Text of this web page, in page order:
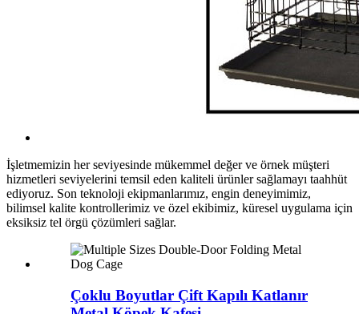
İşletmemizin her seviyesinde mükemmel değer ve örnek müşteri
hizmetleri seviyelerini temsil eden kaliteli ürünler sağlamayı taahhüt
ediyoruz. Son teknoloji ekipmanlarımız, engin deneyimimiz,
bilimsel kalite kontrollerimiz ve özel ekibimiz, küresel uygulama için
eksiksiz tel örgü çözümleri sağlar.
Çoklu Boyutlar Çift Kapılı Katlanır